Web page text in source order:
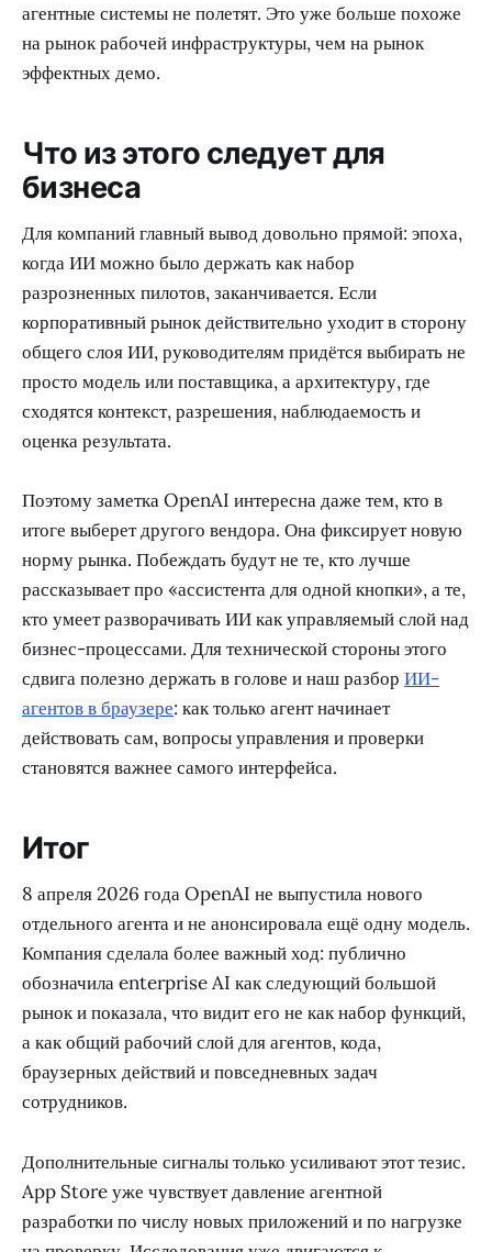
агентные системы не полетят. Это уже больше похоже
на рынок рабочей инфраструктуры, чем на рынок
эффектных демо.
Что из этого следует для
бизнеса
Для компаний главный вывод довольно прямой: эпоха,
когда ИИ можно было держать как набор
разрозненных пилотов, заканчивается. Если
корпоративный рынок действительно уходит в сторону
общего слоя ИИ, руководителям придётся выбирать не
просто модель или поставщика, а архитектуру, где
сходятся контекст, разрешения, наблюдаемость и
оценка результата.
Поэтому заметка OpenAI интересна даже тем, кто в
итоге выберет другого вендора. Она фиксирует новую
норму рынка. Побеждать будут не те, кто лучше
рассказывает про «ассистента для одной кнопки», а те,
кто умеет разворачивать ИИ как управляемый слой над
бизнес-процессами. Для технической стороны этого
сдвига полезно держать в голове и наш разбор ИИ-
агентов в браузере: как только агент начинает
действовать сам, вопросы управления и проверки
становятся важнее самого интерфейса.
Итог
8 апреля 2026 года OpenAI не выпустила нового
отдельного агента и не анонсировала ещё одну модель.
Компания сделала более важный ход: публично
обозначила enterprise AI как следующий большой
рынок и показала, что видит его не как набор функций,
а как общий рабочий слой для агентов, кода,
браузерных действий и повседневных задач
сотрудников.
Дополнительные сигналы только усиливают этот тезис.
App Store уже чувствует давление агентной
разработки по числу новых приложений и по нагрузке